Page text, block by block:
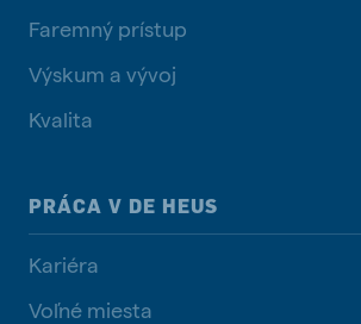
Faremný prístup
Výskum a vývoj
Kvalita
PRÁCA V DE HEUS
Kariéra
Voľné miesta